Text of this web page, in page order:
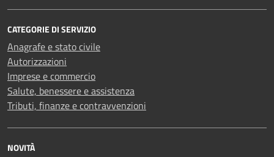
CATEGORIE DI SERVIZIO
Anagrafe e stato civile
Autorizzazioni
Imprese e commercio
Salute, benessere e assistenza
Tributi, finanze e contravvenzioni
NOVITÀ